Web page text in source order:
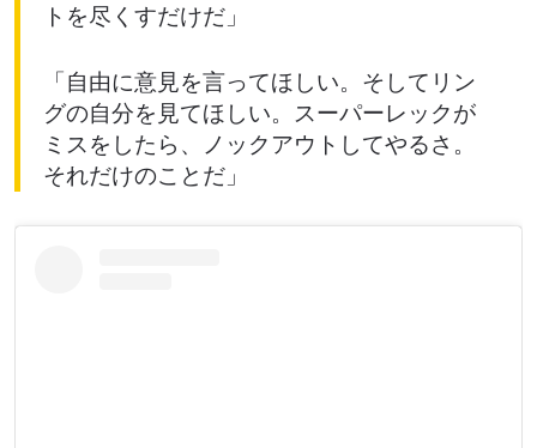
トを尽くすだけだ」
「自由に意見を言ってほしい。そしてリン
グの自分を見てほしい。スーパーレックが
ミスをしたら、ノックアウトしてやるさ。
それだけのことだ」